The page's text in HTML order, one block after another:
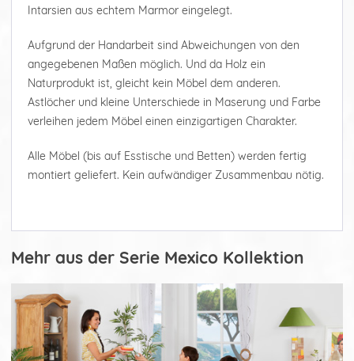
Intarsien aus echtem Marmor eingelegt.
Aufgrund der Handarbeit sind Abweichungen von den
angegebenen Maßen möglich. Und da Holz ein
Naturprodukt ist, gleicht kein Möbel dem anderen.
Astlöcher und kleine Unterschiede in Maserung und Farbe
verleihen jedem Möbel einen einzigartigen Charakter.
Alle Möbel (bis auf Esstische und Betten) werden fertig
montiert geliefert. Kein aufwändiger Zusammenbau nötig.
Mehr aus der Serie Mexico Kollektion